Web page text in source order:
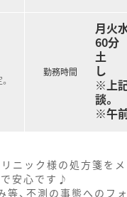
勤務時間
月火
60分
土
し
※上
談。
※午
ック様の処方箋をメ
安心です♪
等、不測の事態へのフ